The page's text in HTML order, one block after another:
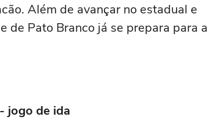
Além de avançar no estadual e
de Pato Branco já se prepara para a
jogo de ida